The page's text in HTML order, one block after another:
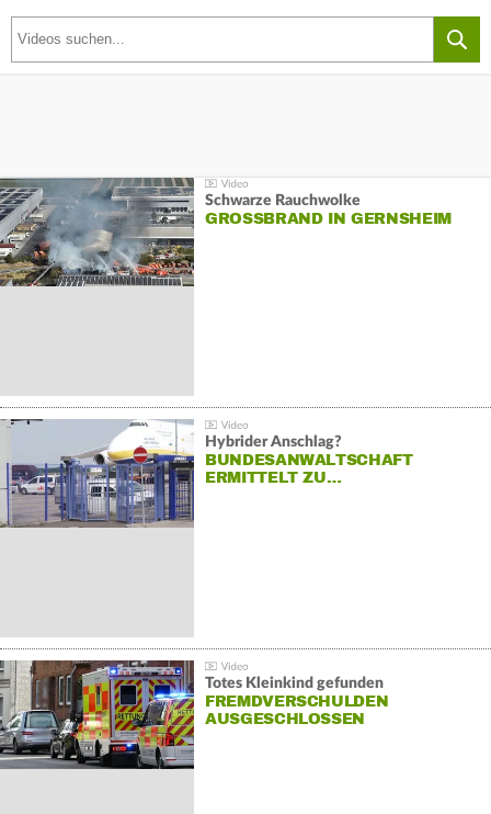
Schwarze Rauchwolke
GROSSBRAND IN GERNSHEIM
Hybrider Anschlag?
BUNDESANWALTSCHAFT
ERMITTELT ZU…
Totes Kleinkind gefunden
FREMDVERSCHULDEN
AUSGESCHLOSSEN